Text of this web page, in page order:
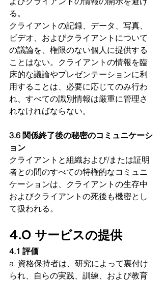
る。
クライアントの記録、データ、写真、
ビデオ、およびクライアントについて
の議論を、権限のない個人に提供する
ことはない。クライアントの情報を臨
床的な議論やプレゼンテーションに利
用することは、必要に応じてのみ行わ
れ、すべての識別情報は厳重に管理さ
れなければならない。
3.6 関係終了後の秘密のコミュニケーシ
ョン
クライアントと組織および/または証明
者との間のすべての特権的なコミュニ
ケーションは、クライアントの生存中
およびクライアントの死後も機密とし
て扱われる。
4.0 サービスの提供
4.1 評価
a. 資格保持者は、研究によって裏付け
られ、自らの実践、訓練、および教育